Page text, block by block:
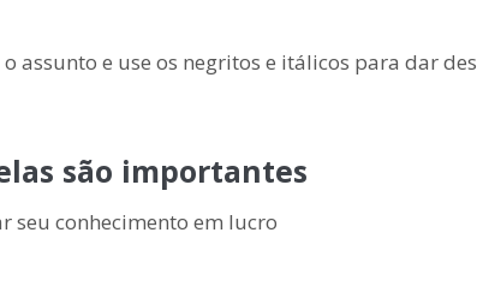
assunto e use os negritos e itálicos para dar
são importantes